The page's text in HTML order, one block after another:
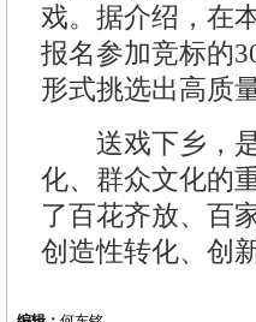
戏。据介绍，在
报名参加竞标的
形式挑选出高质
送戏下乡，是
化、群众文化的
了百花齐放、百
创造性转化、创